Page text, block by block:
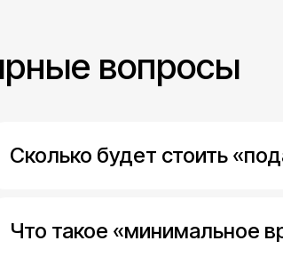
вопросы
Сколько будет стоить
Что такое «минимальное